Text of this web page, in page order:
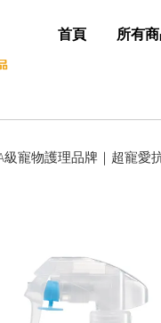
首頁 所有
級寵物護理品牌｜超寵愛